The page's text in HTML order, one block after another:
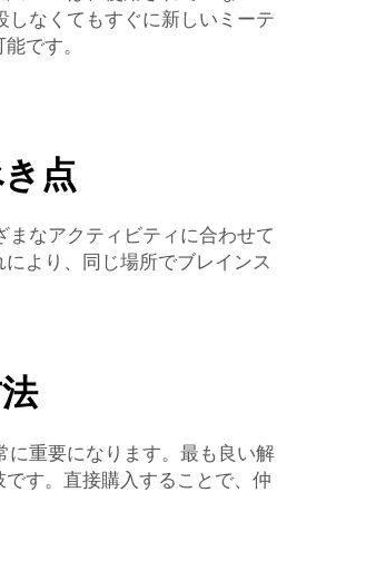
しなくてもすぐに新しいミーテ
です。
点
なアクティビティに合わせて
より、同じ場所でブレインス
に重要になります。最も良い解
す。直接購入することで、仲